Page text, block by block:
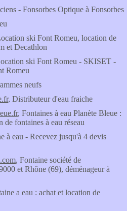
- Fonsorbes Optique à Fonsorbes
ski Font Romeu, location de
et Decathlon
ski Font Romeu - SKISET -
Romeu
neufs
, Distributeur d'eau fraiche
, Fontaines à eau Planète Bleue :
fontaines à eau réseau
à eau - Recevez jusqu'à 4 devis
, Fontaine société de
et Rhône (69), déménageur à
a eau : achat et location de